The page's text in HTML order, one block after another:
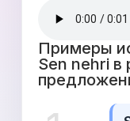
Примеры
Sen nehri в